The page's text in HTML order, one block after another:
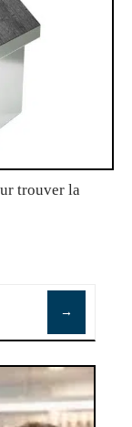
trouver la